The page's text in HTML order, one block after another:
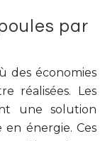
par
des économies
réalisées. Les
une solution
en énergie. Ces